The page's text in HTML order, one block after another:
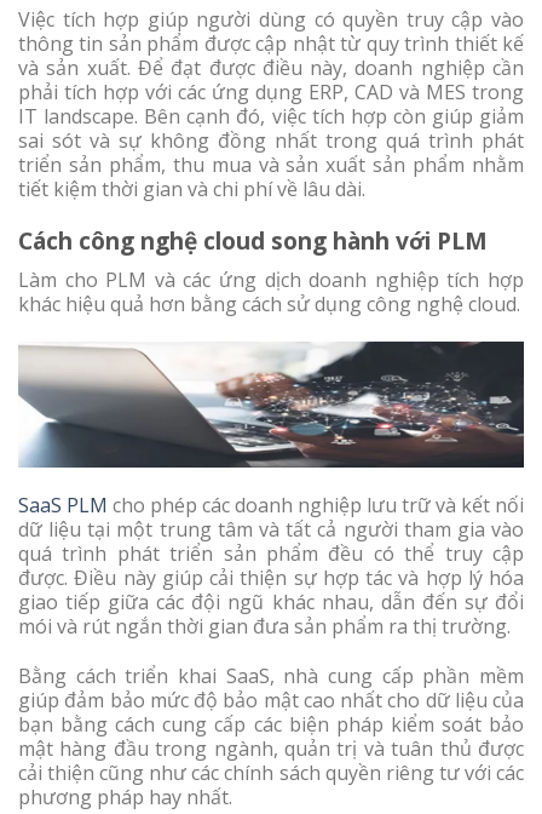
Việc tích hợp giúp người dùng có quyền truy cập vào
thông tin sản phẩm được cập nhật từ quy trình thiết kế
và sản xuất. Để đạt được điều này, doanh nghiệp cần
phải tích hợp với các ứng dụng ERP, CAD và MES trong
IT landscape. Bên cạnh đó, việc tích hợp còn giúp giảm
sai sót và sự không đồng nhất trong quá trình phát
triển sản phẩm, thu mua và sản xuất sản phẩm nhằm
tiết kiệm thời gian và chi phí về lâu dài.
Cách công nghệ cloud song hành với PLM
Làm cho PLM và các ứng dịch doanh nghiệp tích hợp
khác hiệu quả hơn bằng cách sử dụng công nghệ cloud.
SaaS PLM cho phép các doanh nghiệp lưu trữ và kết nối
dữ liệu tại một trung tâm và tất cả người tham gia vào
quá trình phát triển sản phẩm đều có thể truy cập
được. Điều này giúp cải thiện sự hợp tác và hợp lý hóa
giao tiếp giữa các đội ngũ khác nhau, dẫn đến sự đổi
mói và rút ngắn thời gian đưa sản phẩm ra thị trường.
Bằng cách triển khai SaaS, nhà cung cấp phần mềm
giúp đảm bảo mức độ bảo mật cao nhất cho dữ liệu của
bạn bằng cách cung cấp các biện pháp kiểm soát bảo
mật hàng đầu trong ngành, quản trị và tuân thủ được
cải thiện cũng như các chính sách quyền riêng tư với các
phương pháp hay nhất.